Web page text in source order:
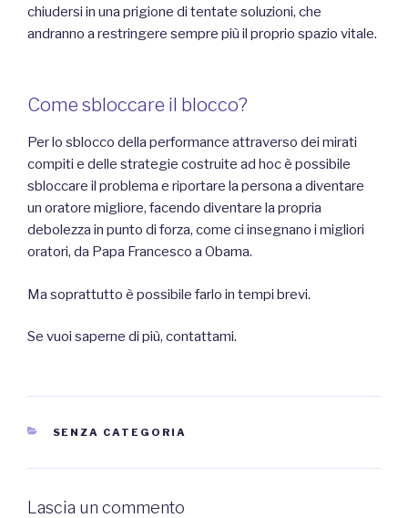
chiudersi in una prigione di tentate soluzioni, che
andranno a restringere sempre più il proprio spazio vitale.
Come sbloccare il blocco?
Per lo sblocco della performance attraverso dei mirati
compiti e delle strategie costruite ad hoc è possibile
sbloccare il problema e riportare la persona a diventare
un oratore migliore, facendo diventare la propria
debolezza in punto di forza, come ci insegnano i migliori
oratori, da Papa Francesco a Obama.
Ma soprattutto è possibile farlo in tempi brevi.
Se vuoi saperne di più, contattami.
CATEGORIE
SENZA CATEGORIA
Lascia un commento